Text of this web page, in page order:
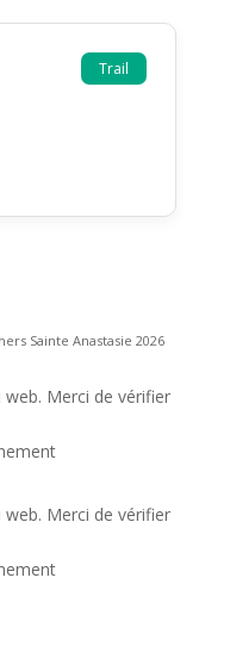
Trail
Sainte Anastasie 2026
Merci de vérifier
Merci de vérifier